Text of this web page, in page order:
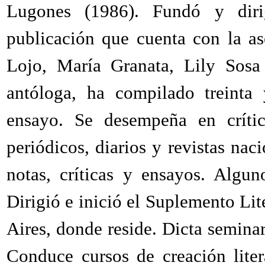
Lugones (1986). Fundó y
publicación que cuenta con la
Lojo, María Granata, Lily
antóloga, ha compilado
ensayo. Se desempeña en
periódicos, diarios y revistas
notas, críticas y ensayos.
Dirigió e inició el Suplemento
Aires, donde reside. Dicta
Conduce cursos de creación